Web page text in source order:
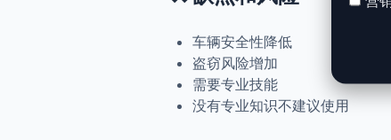
车辆安全性降低
盗窃风险增加
需要专业技能
没有专业知识不建议使用